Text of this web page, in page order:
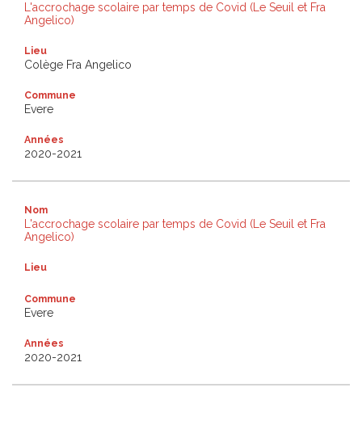
L'accrochage scolaire par temps de Covid (Le Seuil et Fra
Angelico)
Lieu
Colège Fra Angelico
Commune
Evere
Années
2020-2021
Nom
L'accrochage scolaire par temps de Covid (Le Seuil et Fra
Angelico)
Lieu
Commune
Evere
Années
2020-2021